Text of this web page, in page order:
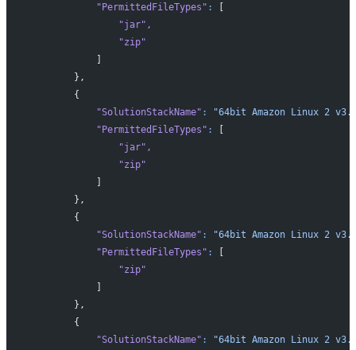
            "PermittedFileTypes"
:
[
                "jar"
,
                "zip"
            ]
        },
        {
            "SolutionStackName"
:
"64bit Amazon Linux 2
            "PermittedFileTypes"
:
[
                "jar"
,
                "zip"
            ]
        },
        {
            "SolutionStackName"
:
"64bit Amazon Linux 2
            "PermittedFileTypes"
:
[
                "zip"
            ]
        },
        {
            "SolutionStackName"
:
"64bit Amazon Linux 2